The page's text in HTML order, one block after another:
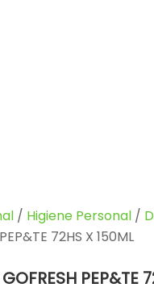
/ Higiene Personal /
72HS X 150ML
PEP&TE